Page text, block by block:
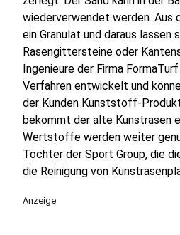
wiederverwendet werden.
ein Granulat und daraus lassen
Rasengittersteine oder
Ingenieure der Firma
Verfahren entwickelt und
der Kunden Kunststoff-
bekommt der alte Kunstrasen
Wertstoffe werden weiter
Tochter der Sport Group, die
die Reinigung von
Anzeige